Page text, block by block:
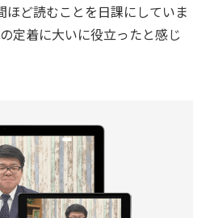
ほど読むことを日課にしていま
定着に大いに役立ったと感じ